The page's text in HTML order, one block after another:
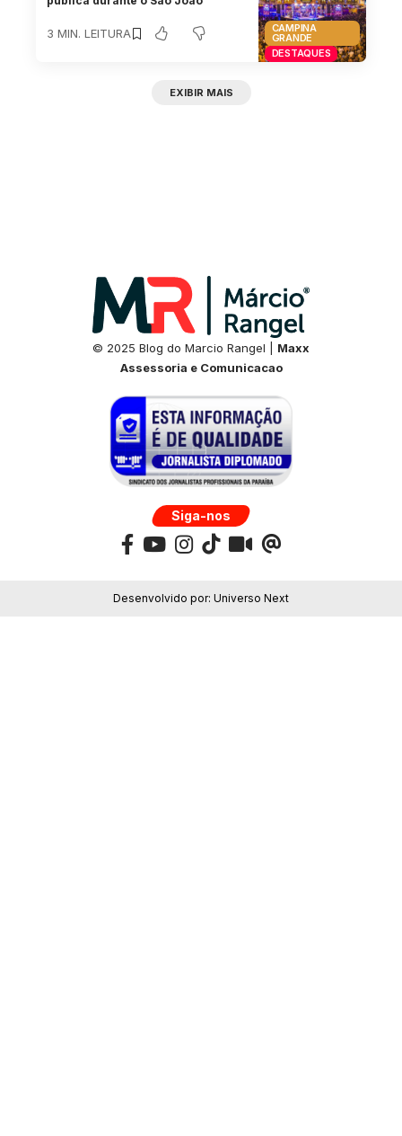
CAMPINA
GRANDE
DESTAQUES
3 MIN. LEITURA
EXIBIR MAIS
© 2025 Blog do Marcio Rangel | Maxx
Assessoria e Comunicacao
Siga-nos
Desenvolvido por: Universo Next